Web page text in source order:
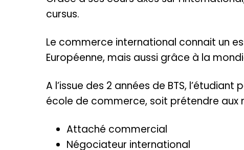
cursus.
Le commerce international connait un
Européenne, mais aussi grâce à la
A l’issue des 2 années de BTS,
école de commerce, soit prétendre aux
Attaché commercial
Négociateur international